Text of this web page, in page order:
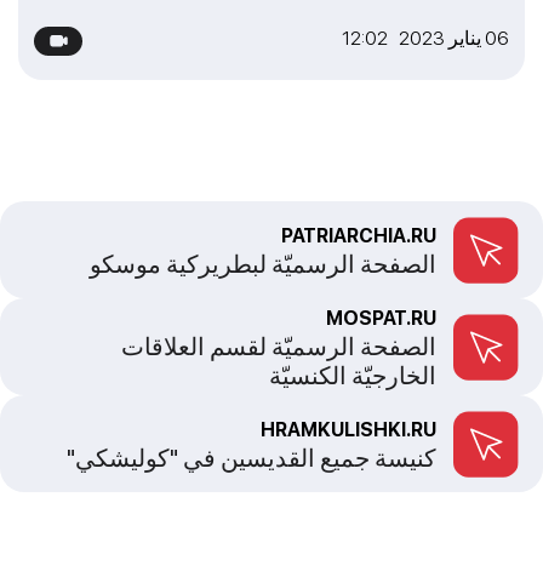
06 يناير 2023 12:02
PATRIARCHIA.RU
الصفحة الرسميّة لبطريركية موسكو
MOSPAT.RU
الصفحة الرسميّة لقسم العلاقات
الخارجيّة الكنسيّة
HRAMKULISHKI.RU
كنيسة جميع القديسين في "كوليشكي"